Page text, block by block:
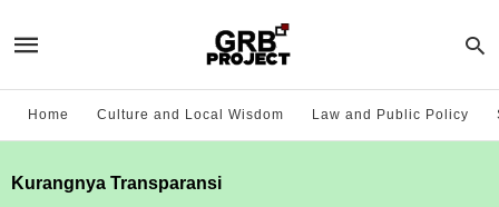
Home Culture and Local Wisdom Law and Public Policy
Kurangnya Transparansi